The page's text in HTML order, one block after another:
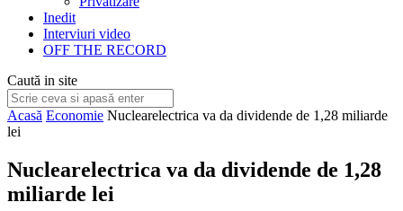
Inedit
Interviuri video
OFF THE RECORD
Caută in site
Acasă Economie Nuclearelectrica va da dividende de 1,28 miliarde
lei
Nuclearelectrica va da dividende de 1,28
miliarde lei